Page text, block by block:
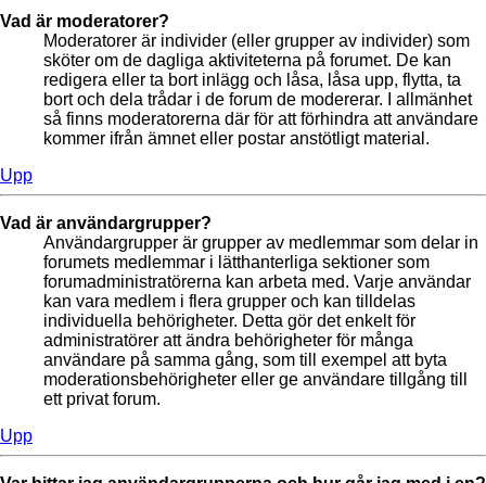
Vad är moderatorer?
Moderatorer är individer (eller grupper av individer) som
sköter om de dagliga aktiviteterna på forumet. De kan
redigera eller ta bort inlägg och låsa, låsa upp, flytta, ta
bort och dela trådar i de forum de modererar. I allmänhet
så finns moderatorerna där för att förhindra att användare
kommer ifrån ämnet eller postar anstötligt material.
Upp
Vad är användargrupper?
Användargrupper är grupper av medlemmar som delar in
forumets medlemmar i lätthanterliga sektioner som
forumadministratörerna kan arbeta med. Varje användar
kan vara medlem i flera grupper och kan tilldelas
individuella behörigheter. Detta gör det enkelt för
administratörer att ändra behörigheter för många
användare på samma gång, som till exempel att byta
moderationsbehörigheter eller ge användare tillgång till
ett privat forum.
Upp